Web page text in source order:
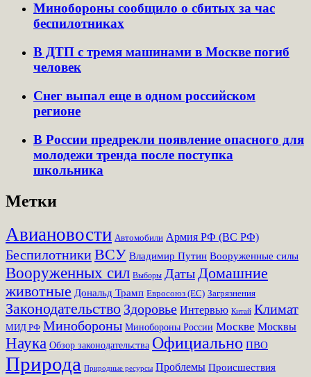
Минобороны сообщило о сбитых за час
беспилотниках
В ДТП с тремя машинами в Москве погиб
человек
Снег выпал еще в одном российском
регионе
В России предрекли появление опасного для
молодежи тренда после поступка
школьника
Метки
Авиановости Автомобили Армия РФ (ВС РФ)
БеспилотникиВСУ Владимир Путин Вооруженные силы
Вооруженных сил Выборы ДатыДомашние
животные Дональд Трамп Евросоюз (ЕС) Загрязнения
Законодательство Здоровье Интервью Китай Климат
МИД РФ Минобороны Минобороны России Москве Москвы
Наука Обзор законодательства Официально ПВО
Природа Природные ресурсы Проблемы Происшествия